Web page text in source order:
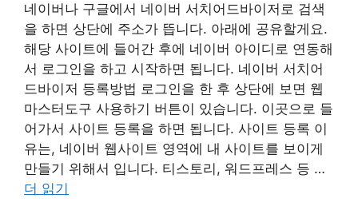
네이버나 구글에서 네이버 서치어드바이저로 검색
을 하면 상단에 주소가 뜹니다. 아래에 공유할게요.
해당 사이트에 들어간 후에 네이버 아이디로 연동해
서 로그인을 하고 시작하면 됩니다. 네이버 서치어
드바이저 등록방법 로그인을 한 후 상단에 보면 웹
마스터도구 사용하기 버튼이 있습니다. 이곳으로 들
어가서 사이트 등록을 하면 됩니다. 사이트 등록 이
유는, 네이버 웹사이트 영역에 내 사이트를 보이게
만들기 위해서 입니다. 티스토리, 워드프레스 등 …
더 읽기